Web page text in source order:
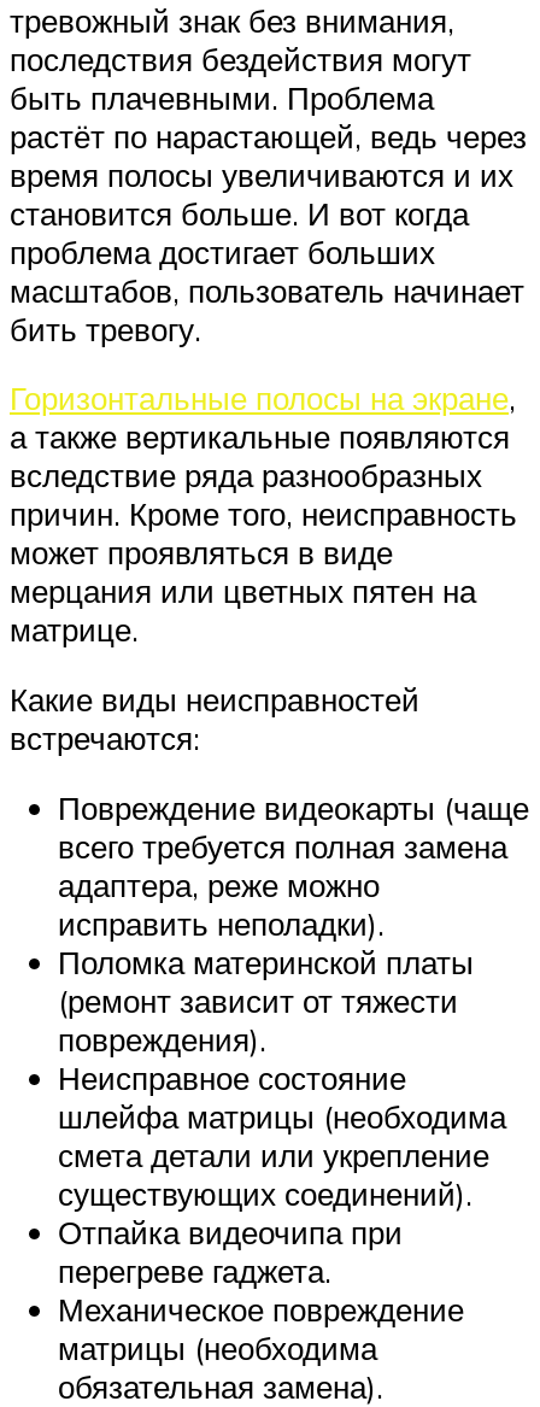
тревожный знак без внимания,
последствия бездействия могут
быть плачевными. Проблема
растёт по нарастающей, ведь через
время полосы увеличиваются и их
становится больше. И вот когда
проблема достигает больших
масштабов, пользователь начинает
бить тревогу.
Горизонтальные полосы на экране,
а также вертикальные появляются
вследствие ряда разнообразных
причин. Кроме того, неисправность
может проявляться в виде
мерцания или цветных пятен на
матрице.
Какие виды неисправностей
встречаются:
Повреждение видеокарты (чаще
всего требуется полная замена
адаптера, реже можно
исправить неполадки).
Поломка материнской платы
(ремонт зависит от тяжести
повреждения).
Неисправное состояние
шлейфа матрицы (необходима
смета детали или укрепление
существующих соединений).
Отпайка видеочипа при
перегреве гаджета.
Механическое повреждение
матрицы (необходима
обязательная замена).